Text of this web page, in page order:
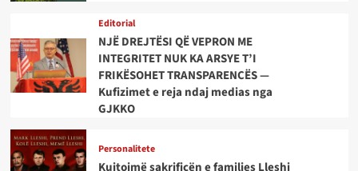
Editorial
NJË DREJTËSI QË VEPRON ME
INTEGRITET NUK KA ARSYE T’I
FRIKËSOHET TRANSPARENCËS —
Kufizimet e reja ndaj medias nga
GJKKO
Personalitete